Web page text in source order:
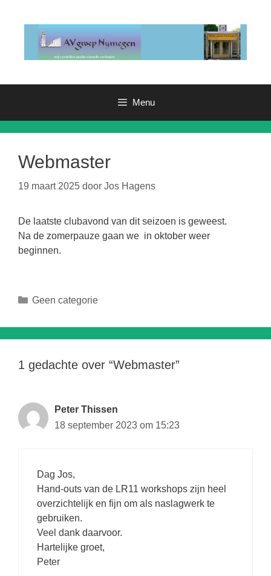
Menu
Webmaster
19 maart 2025 door Jos Hagens
De laatste clubavond van dit seizoen is geweest.
Na de zomerpauze gaan we in oktober weer
beginnen.
Categorieën
Geen categorie
1 gedachte over “Webmaster”
Peter Thissen
18 september 2023 om 15:23
Dag Jos,
Hand-outs van de LR11 workshops zijn heel
overzichtelijk en fijn om als naslagwerk te
gebruiken.
Veel dank daarvoor.
Hartelijke groet,
Peter